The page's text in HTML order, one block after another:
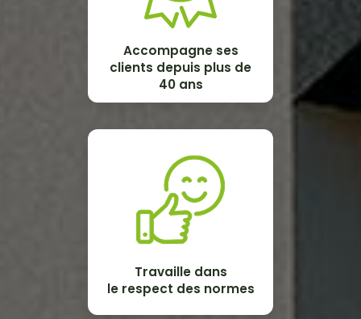
Accompagne ses
clients depuis plus de
40 ans
Travaille dans
le respect des normes